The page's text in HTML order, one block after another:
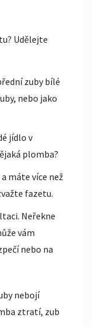
Udělejte
zuby bílé
nebo jako
jídlo v
plomba?
máte více než
fazetu.
Neřekne
vám
nebo na
nebojí
ztratí, zub